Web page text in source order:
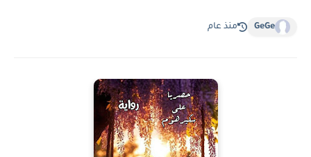
GeGe منذ عام